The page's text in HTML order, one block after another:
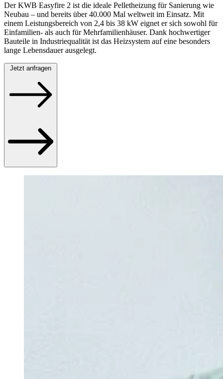
Der KWB Easyfire 2 ist die ideale Pelletheizung für Sanierung wie
Neubau – und bereits über 40.000 Mal weltweit im Einsatz. Mit
einem Leistungsbereich von 2,4 bis 38 kW eignet er sich sowohl für
Einfamilien- als auch für Mehrfamilienhäuser. Dank hochwertiger
Bauteile in Industriequalität ist das Heizsystem auf eine besonders
lange Lebensdauer ausgelegt.
Jetzt anfragen